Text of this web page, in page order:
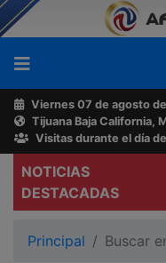
Viernes 07 de agosto
Tijuana Baja California,
Visitas durante el día
NOTICIAS
DESTACADAS
Ruffo Appel
Principal Buscar
Buscador
Acerca
de
AFN